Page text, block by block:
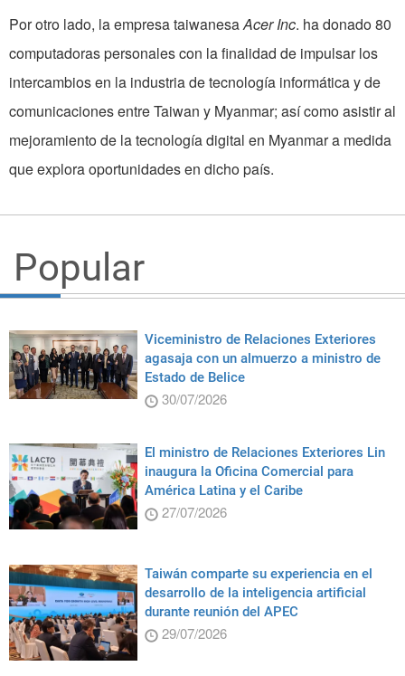
Por otro lado, la empresa taiwanesaAcer Inc. ha donado 80
computadoras personales con la finalidad de impulsar los
intercambios en la industria de tecnología informática y de
comunicaciones entre Taiwan y Myanmar; así como asistir al
mejoramiento de la tecnología digital en Myanmar a medida
que explora oportunidades en dicho país.
Popular
Viceministro de Relaciones Exteriores
agasaja con un almuerzo a ministro de
Estado de Belice
30/07/2026
El ministro de Relaciones Exteriores Lin
inaugura la Oficina Comercial para
América Latina y el Caribe
27/07/2026
Taiwán comparte su experiencia en el
desarrollo de la inteligencia artificial
durante reunión del APEC
29/07/2026